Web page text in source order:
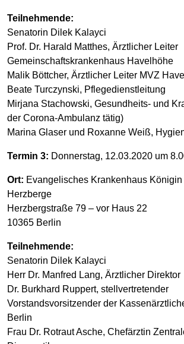
Teilnehmende:
Senatorin Dilek Kalayci
Prof. Dr. Harald Matthes, Ärztlicher Leiter
Gemeinschaftskrankenhaus Havelhöhe
Malik Böttcher, Ärztlicher Leiter MVZ
Beate Turczynski, Pflegedienstleitung
Mirjana Stachowski, Gesundheits- und
der Corona-Ambulanz tätig)
Marina Glaser und Roxanne Weiß,
Termin 3: Donnerstag, 12.03.2020 um
Ort: Evangelisches Krankenhaus
Herzberge
Herzbergstraße 79 – vor Haus 22
10365 Berlin
Teilnehmende:
Senatorin Dilek Kalayci
Herr Dr. Manfred Lang, Ärztlicher Direktor
Dr. Burkhard Ruppert, stellvertretender
Vorstandsvorsitzender der
Berlin
Frau Dr. Rotraut Asche, Chefärztin